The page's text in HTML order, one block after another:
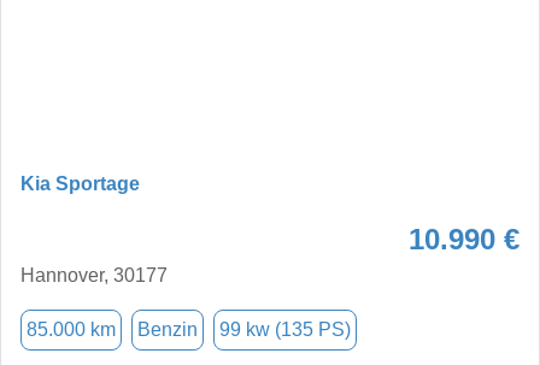
Kia Sportage
10.990 €
Hannover, 30177
85.000 km Benzin 99 kw (135 PS)